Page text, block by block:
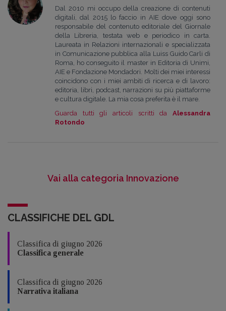
Dal 2010 mi occupo della creazione di contenuti
digitali, dal 2015 lo faccio in AIE dove oggi sono
responsabile del contenuto editoriale del Giornale
della Libreria, testata web e periodico in carta.
Laureata in Relazioni internazionali e specializzata
in Comunicazione pubblica alla Luiss Guido Carli di
Roma, ho conseguito il master in Editoria di Unimi,
AIE e Fondazione Mondadori. Molti dei miei interessi
coincidono con i miei ambiti di ricerca e di lavoro:
editoria, libri, podcast, narrazioni su più piattaforme
e cultura digitale. La mia cosa preferita è il mare.
Guarda tutti gli articoli scritti da Alessandra
Rotondo
Vai alla categoria Innovazione
CLASSIFICHE DEL GDL
Classifica di giugno 2026
Classifica generale
Classifica di giugno 2026
Narrativa italiana